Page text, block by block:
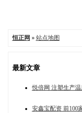
恒正网 » 站点地图
最新文章
悦倍网 注塑生产
安鑫宝配资 前100